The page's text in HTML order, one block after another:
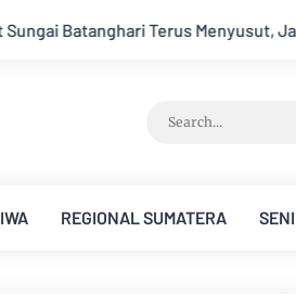
Jambi Hadapi Ancaman Krisis Air
REGIONAL SUMATERA